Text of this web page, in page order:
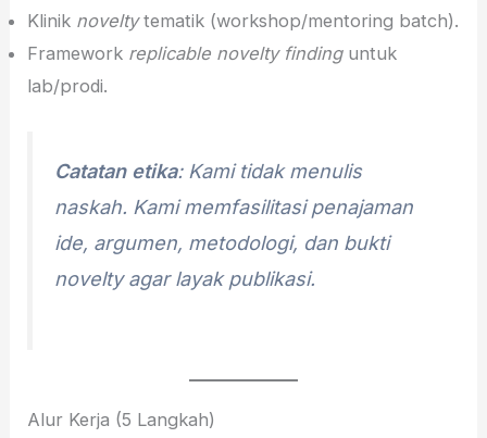
Klinik noveltytematik (workshop/mentoring batch).
Framework replicable novelty findinguntuk
lab/prodi.
Catatan etika: Kami tidak menulis
naskah. Kami memfasilitasi penajaman
ide, argumen, metodologi, dan bukti
noveltyagar layak publikasi.
Alur Kerja (5 Langkah)